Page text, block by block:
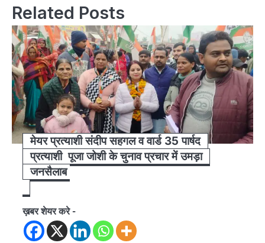
Related Posts
मेयर प्रत्याशी संदीप सहगल व वार्ड 35 पार्षद
प्रत्याशी पूजा जोशी के चुनाव प्रचार में उमड़ा
जनसैलाब
ख़बर शेयर करे -